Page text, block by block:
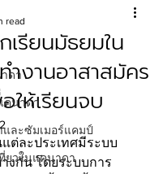
ดา
คนาดา
และซัมเมอร์แคมป์
ยวในแคนาดา
เรียนมัธยมใน
งานอาสาสมัคร
ให้เรียนจบ
read
ต่ละประเทศมีระบบ
งกัน โดยระบบการ